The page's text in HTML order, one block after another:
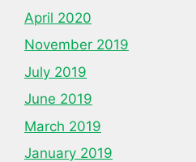
April 2020
November 2019
July 2019
June 2019
March 2019
January 2019